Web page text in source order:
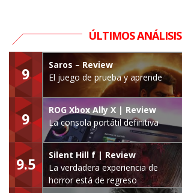
ÚLTIMOS ANÁLISIS
9
Saros – Review
El juego de prueba y aprende
9
ROG Xbox Ally X | Review
La consola portátil definitiva
9.5
Silent Hill f | Review
La verdadera experiencia de
horror está de regreso